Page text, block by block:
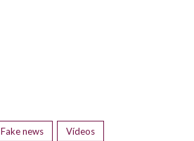
Fake news Vídeos